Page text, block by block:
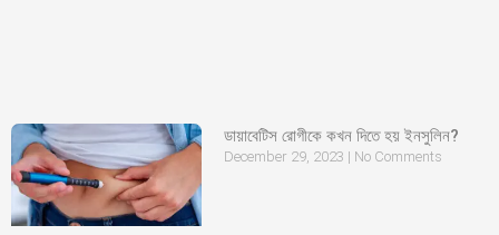
ডায়াবেটিস রোগীকে কখন দিতে হয় ইনসুলিন?
December 29, 2023 No Comments